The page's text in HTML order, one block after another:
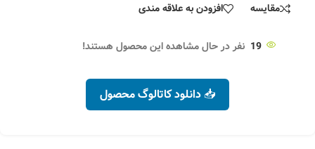
مقایسه افزودن به علاقه مندی
19 نفر در حال مشاهده این محصول هستند!
📥 دانلود کاتالوگ محصول